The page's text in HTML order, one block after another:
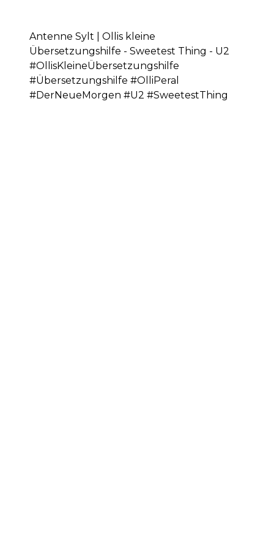
Antenne Sylt | Ollis kleine
Übersetzungshilfe - Sweetest Thing - U2
#OllisKleineÜbersetzungshilfe
#Übersetzungshilfe #OlliPeral
#DerNeueMorgen #U2 #SweetestThing